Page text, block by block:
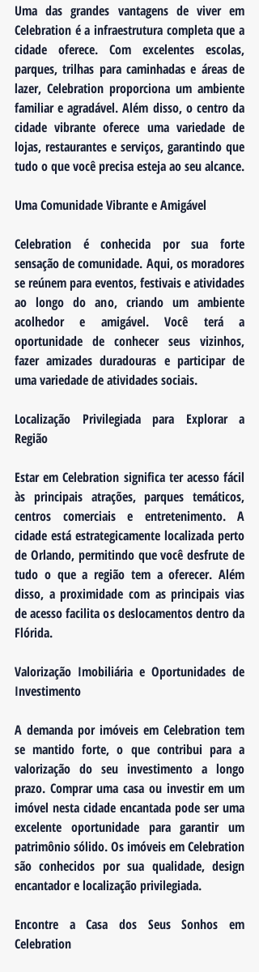
Uma das grandes vantagens de viver em
Celebration é a infraestrutura completa que a
cidade oferece. Com excelentes escolas,
parques, trilhas para caminhadas e áreas de
lazer, Celebration proporciona um ambiente
familiar e agradável. Além disso, o centro da
cidade vibrante oferece uma variedade de
lojas, restaurantes e serviços, garantindo que
tudo o que você precisa esteja ao seu alcance.
Uma Comunidade Vibrante e Amigável
Celebration é conhecida por sua forte
sensação de comunidade. Aqui, os moradores
se reúnem para eventos, festivais e atividades
ao longo do ano, criando um ambiente
acolhedor e amigável. Você terá a
oportunidade de conhecer seus vizinhos,
fazer amizades duradouras e participar de
uma variedade de atividades sociais.
Localização Privilegiada para Explorar a
Região
Estar em Celebration significa ter acesso fácil
às principais atrações, parques temáticos,
centros comerciais e entretenimento. A
cidade está estrategicamente localizada perto
de Orlando, permitindo que você desfrute de
tudo o que a região tem a oferecer. Além
disso, a proximidade com as principais vias
de acesso facilita os deslocamentos dentro da
Flórida.
Valorização Imobiliária e Oportunidades de
Investimento
A demanda por imóveis em Celebration tem
se mantido forte, o que contribui para a
valorização do seu investimento a longo
prazo. Comprar uma casa ou investir em um
imóvel nesta cidade encantada pode ser uma
excelente oportunidade para garantir um
patrimônio sólido. Os imóveis em Celebration
são conhecidos por sua qualidade, design
encantador e localização privilegiada.
Encontre a Casa dos Seus Sonhos em
Celebration